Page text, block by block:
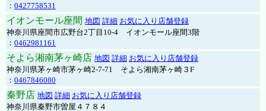
： 0427758531
イオンモール座間 地図 詳細 お気に入り店舗登録
神奈川県座間市広野台2丁目10-4 イオンモール座間3階
： 0462981161
そよら湘南茅ヶ崎店 地図 詳細 お気に入り店舗登録
神奈川県茅ヶ崎市茅ヶ崎2‐7‐71 そよら湘南茅ヶ崎３F
： 0467846080
秦野店 地図 詳細 お気に入り店舗登録
神奈川県秦野市曽屋４７８４